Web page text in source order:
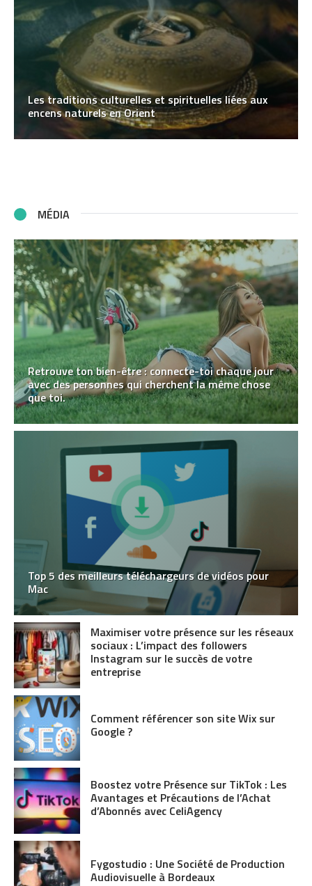
Les traditions culturelles et spirituelles liées aux
encens naturels en Orient
MÉDIA
Retrouve ton bien-être : connecte-toi chaque jour
avec des personnes qui cherchent la même chose
que toi.
Top 5 des meilleurs téléchargeurs de vidéos pour
Mac
Maximiser votre présence sur les réseaux
sociaux : L’impact des followers
Instagram sur le succès de votre
entreprise
Comment référencer son site Wix sur
Google ?
Boostez votre Présence sur TikTok : Les
Avantages et Précautions de l’Achat
d’Abonnés avec CeliAgency
Fygostudio : Une Société de Production
Audiovisuelle à Bordeaux